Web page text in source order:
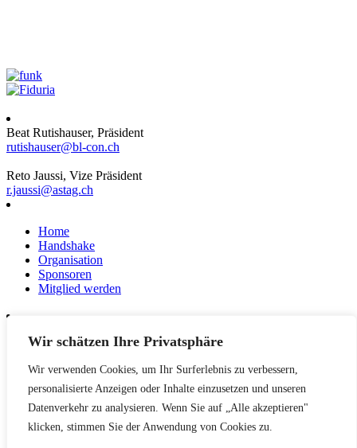
Wir schätzen Ihre Privatsphäre
Wir verwenden Cookies, um Ihr Surferlebnis zu verbessern,
personalisierte Anzeigen oder Inhalte einzusetzen und unseren
Datenverkehr zu analysieren. Wenn Sie auf „Alle akzeptieren"
klicken, stimmen Sie der Anwendung von Cookies zu.
Beat Rutishauser, Präsident
rutishauser@bl-con.ch
Reto Jaussi, Vize Präsident
r.jaussi@astag.ch
Home
Handshake
Organisation
Sponsoren
Mitglied werden
News
Netzwerk
Kontakt